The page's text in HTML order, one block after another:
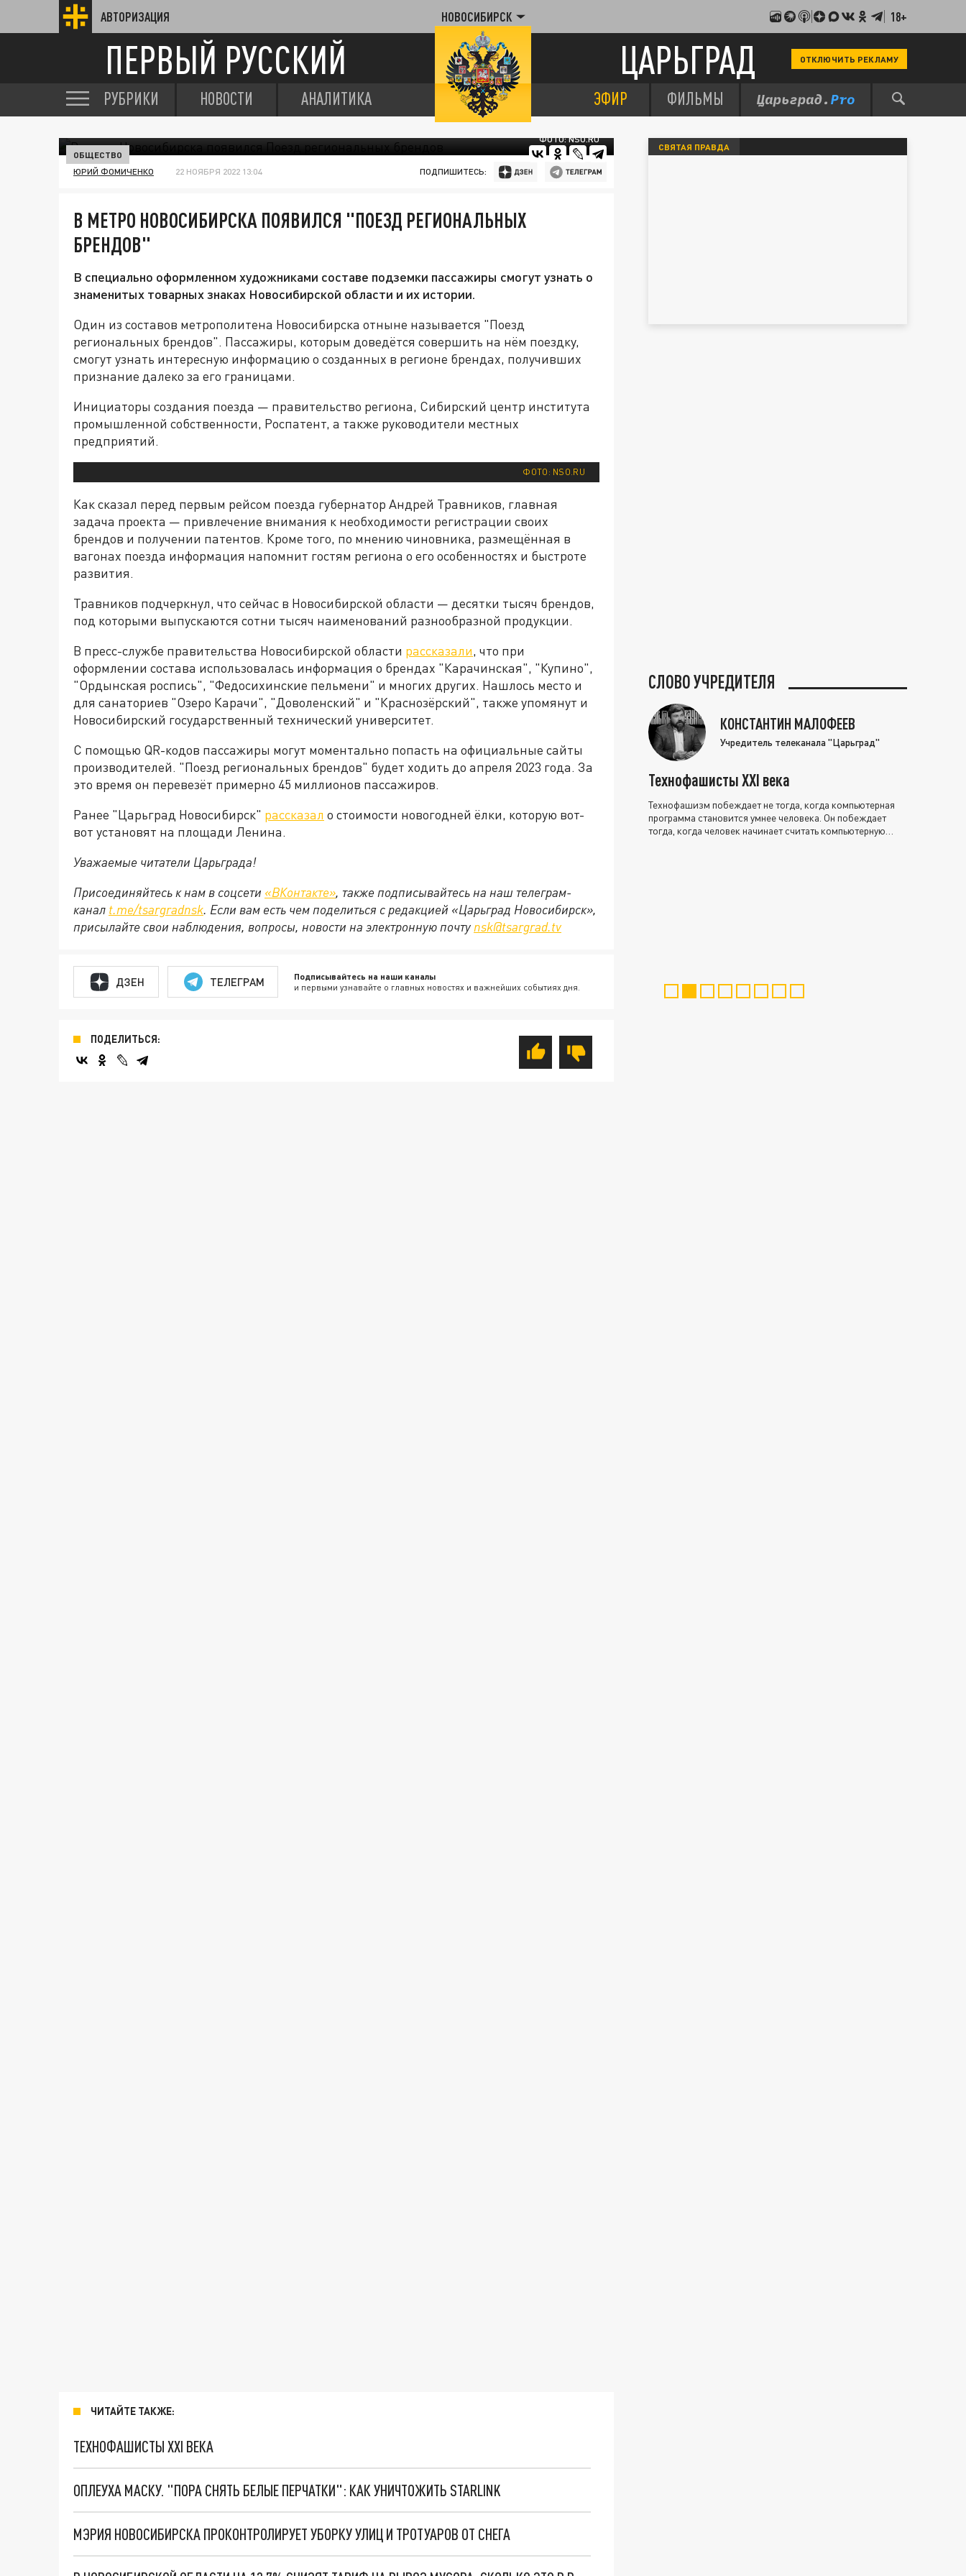
АВТОРИЗАЦИЯ НОВОСИБИРСК 18+
ПЕРВЫЙ РУССКИЙ ЦАРЬГРАД ОТКЛЮЧИТЬ РЕКЛАМУ
РУБРИКИ НОВОСТИ АНАЛИТИКА ЭФИР ФИЛЬМЫ
ФОТО: NSO.RU
ОБЩЕСТВО
ЮРИЙ ФОМИЧЕНКО 22 НОЯБРЯ 2022 13:04 ПОДПИШИТЕСЬ:
В МЕТРО НОВОСИБИРСКА ПОЯВИЛСЯ "ПОЕЗД РЕГИОНАЛЬНЫХ
БРЕНДОВ"
В специально оформленном художниками составе подземки пассажиры смогут узнать о
знаменитых товарных знаках Новосибирской области и их истории.
Один из составов метрополитена Новосибирска отныне называется "Поезд
региональных брендов". Пассажиры, которым доведётся совершить на нём поездку,
смогут узнать интересную информацию о созданных в регионе брендах, получивших
признание далеко за его границами.
Инициаторы создания поезда — правительство региона, Сибирский центр института
промышленной собственности, Роспатент, а также руководители местных
предприятий.
ФОТО: NSO.RU
Как сказал перед первым рейсом поезда губернатор Андрей Травников, главная
задача проекта — привлечение внимания к необходимости регистрации своих
брендов и получении патентов. Кроме того, по мнению чиновника, размещённая в
вагонах поезда информация напомнит гостям региона о его особенностях и быстроте
развития.
Травников подчеркнул, что сейчас в Новосибирской области — десятки тысяч брендов,
под которыми выпускаются сотни тысяч наименований разнообразной продукции.
В пресс-службе правительства Новосибирской области рассказали, что при
оформлении состава использовалась информация о брендах "Карачинская", "Купино",
"Ордынская роспись", "Федосихинские пельмени" и многих других. Нашлось место и
для санаториев "Озеро Карачи", "Доволенский" и "Краснозёрский", также упомянут и
Новосибирский государственный технический университет.
С помощью QR-кодов пассажиры могут моментально попасть на официальные сайты
производителей. "Поезд региональных брендов" будет ходить до апреля 2023 года. За
это время он перевезёт примерно 45 миллионов пассажиров.
Ранее "Царьград Новосибирск" рассказал о стоимости новогодней ёлки, которую вот-
вот установят на площади Ленина.
Уважаемые читатели Царьграда!
Присоединяйтесь к нам в соцсети «ВКонтакте», также подписывайтесь на наш телеграм-
канал t.me/tsargradnsk. Если вам есть чем поделиться с редакцией «Царьград Новосибирск»,
присылайте свои наблюдения, вопросы, новости на электронную почту nsk@tsargrad.tv
ДЗЕН ТЕЛЕГРАМ Подписывайтесь на наши каналы
и первыми узнавайте о главных новостях и важнейших событиях дня.
ПОДЕЛИТЬСЯ:
ЧИТАЙТЕ ТАКЖЕ:
ТЕХНОФАШИСТЫ XXI ВЕКА
ОПЛЕУХА МАСКУ. "ПОРА СНЯТЬ БЕЛЫЕ ПЕРЧАТКИ": КАК УНИЧТОЖИТЬ STARLINK
МЭРИЯ НОВОСИБИРСКА ПРОКОНТРОЛИРУЕТ УБОРКУ УЛИЦ И ТРОТУАРОВ ОТ СНЕГА
СВЯТАЯ ПРАВДА
СЛОВО УЧРЕДИТЕЛЯ
КОНСТАНТИН МАЛОФЕЕВ
Учредитель телеканала "Царьград"
Технофашисты XXI века
Технофашизм побеждает не тогда, когда компьютерная
программа становится умнее человека. Он побеждает
тогда, когда человек начинает считать компьютерную